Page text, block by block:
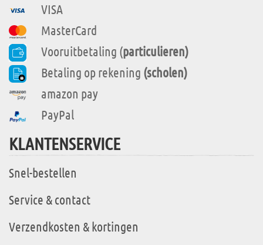
VISA
MasterCard
Vooruitbetaling (particulieren)
Betaling op rekening (scholen)
amazon pay
PayPal
KLANTENSERVICE
Snel-bestellen
Service & contact
Verzendkosten & kortingen